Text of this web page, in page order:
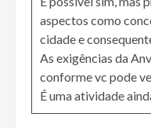
aspectos como
cidade e
As exigências da
conforme vc pode
É uma atividade